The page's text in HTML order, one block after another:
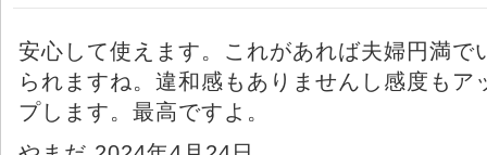
安心して使えます。これがあれば夫婦円満で
られますね。違和感もありませんし感度もア
プします。最高ですよ。